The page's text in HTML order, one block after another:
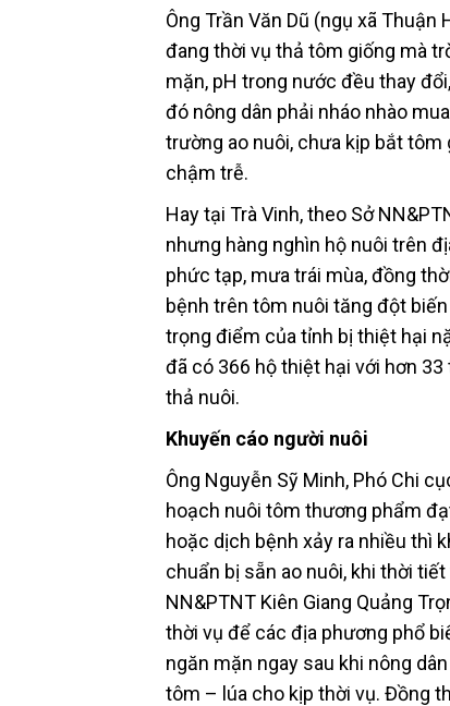
Ông Trần Văn Dũ (ngụ xã
đang thời vụ thả tôm giống mà
mặn, pH trong nước đều thay
đó nông dân phải nháo nhào
trường ao nuôi, chưa kịp bắt
chậm trễ.
Hay tại Trà Vinh, theo Sở
nhưng hàng nghìn hộ nuôi trên
phức tạp, mưa trái mùa, đồng
bệnh trên tôm nuôi tăng đột
trọng điểm của tỉnh bị thiệt hại
đã có 366 hộ thiệt hại với hơn
thả nuôi.
Khuyến cáo người nuôi
Ông Nguyễn Sỹ Minh, Phó Chi
hoạch nuôi tôm thương phẩm
hoặc dịch bệnh xảy ra nhiều thì
chuẩn bị sẵn ao nuôi, khi thời
NN&PTNT Kiên Giang Quảng
thời vụ để các địa phương phổ
ngăn mặn ngay sau khi nông
tôm – lúa cho kịp thời vụ. Đồng